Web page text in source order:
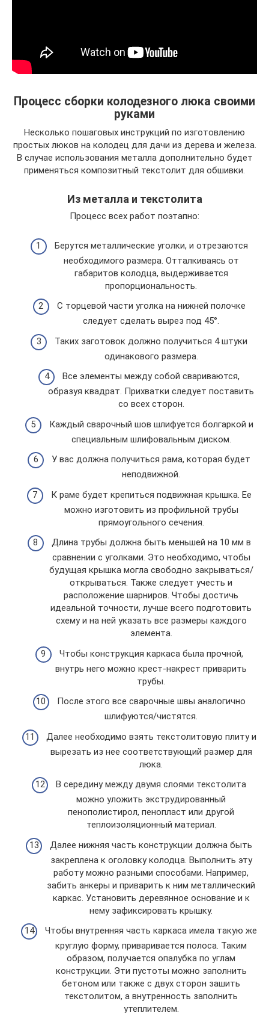
Процесс сборки колодезного люка своими
руками
Несколько пошаговых инструкций по изготовлению
простых люков на колодец для дачи из дерева и железа.
В случае использования металла дополнительно будет
применяться композитный текстолит для обшивки.
Из металла и текстолита
Процесс всех работ поэтапно:
Берутся металлические уголки, и отрезаются
необходимого размера. Отталкиваясь от
габаритов колодца, выдерживается
пропорциональность.
С торцевой части уголка на нижней полочке
следует сделать вырез под 45°.
Таких заготовок должно получиться 4 штуки
одинакового размера.
Все элементы между собой свариваются,
образуя квадрат. Прихватки следует поставить
со всех сторон.
Каждый сварочный шов шлифуется болгаркой и
специальным шлифовальным диском.
У вас должна получиться рама, которая будет
неподвижной.
К раме будет крепиться подвижная крышка. Ее
можно изготовить из профильной трубы
прямоугольного сечения.
Длина трубы должна быть меньшей на 10 мм в
сравнении с уголками. Это необходимо, чтобы
будущая крышка могла свободно закрываться/
открываться. Также следует учесть и
расположение шарниров. Чтобы достичь
идеальной точности, лучше всего подготовить
схему и на ней указать все размеры каждого
элемента.
Чтобы конструкция каркаса была прочной,
внутрь него можно крест-накрест приварить
трубы.
После этого все сварочные швы аналогично
шлифуются/чистятся.
Далее необходимо взять текстолитовую плиту и
вырезать из нее соответствующий размер для
люка.
В середину между двумя слоями текстолита
можно уложить экструдированный
пенополистирол, пенопласт или другой
теплоизоляционный материал.
Далее нижняя часть конструкции должна быть
закреплена к оголовку колодца. Выполнить эту
работу можно разными способами. Например,
забить анкеры и приварить к ним металлический
каркас. Установить деревянное основание и к
нему зафиксировать крышку.
Чтобы внутренняя часть каркаса имела такую же
круглую форму, приваривается полоса. Таким
образом, получается опалубка по углам
конструкции. Эти пустоты можно заполнить
бетоном или также с двух сторон зашить
текстолитом, а внутренность заполнить
утеплителем.